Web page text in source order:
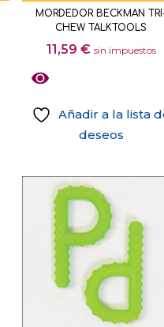
MORDEDOR BECKMAN
CHEW TALKTOOLS
11,59 € sin impuestos
Añadir a la lista
deseos
producto
tiene
múltiples
variantes.
Las
opciones
se
pueden